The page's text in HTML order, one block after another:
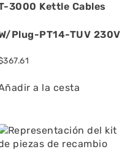
3000 Kettle Cables
Plug-PT14-TUV 230V
367.61
a la cesta